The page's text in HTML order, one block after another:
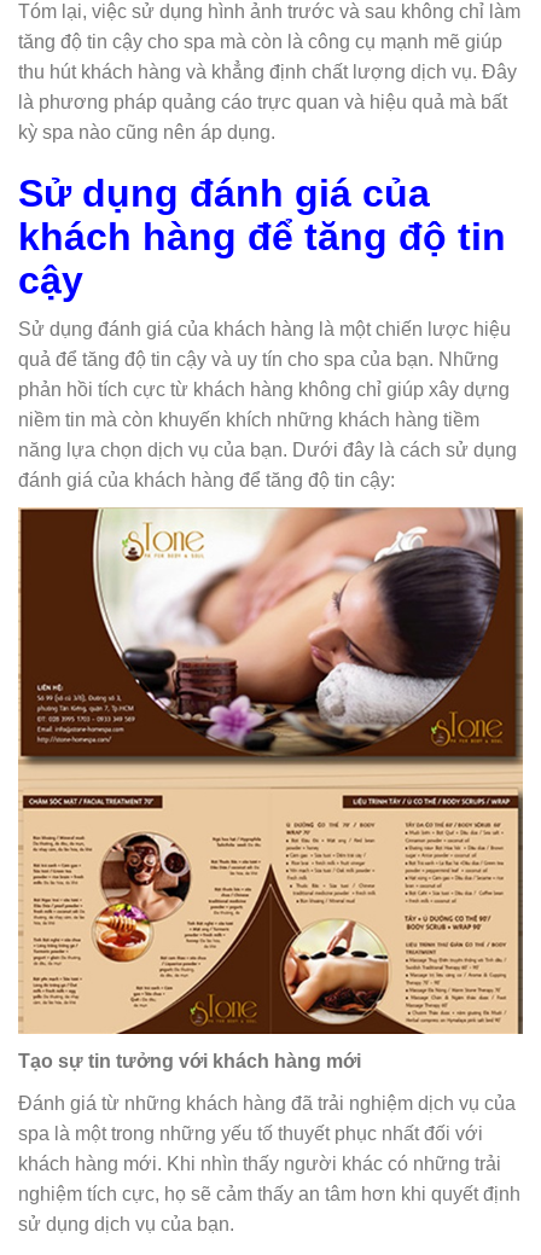
Tóm lại, việc sử dụng hình ảnh trước và sau không chỉ làm
tăng độ tin cậy cho spa mà còn là công cụ mạnh mẽ giúp
thu hút khách hàng và khẳng định chất lượng dịch vụ. Đây
là phương pháp quảng cáo trực quan và hiệu quả mà bất
kỳ spa nào cũng nên áp dụng.
Sử dụng đánh giá của
khách hàng để tăng độ tin
cậy
Sử dụng đánh giá của khách hàng là một chiến lược hiệu
quả để tăng độ tin cậy và uy tín cho spa của bạn. Những
phản hồi tích cực từ khách hàng không chỉ giúp xây dựng
niềm tin mà còn khuyến khích những khách hàng tiềm
năng lựa chọn dịch vụ của bạn. Dưới đây là cách sử dụng
đánh giá của khách hàng để tăng độ tin cậy:
Tạo sự tin tưởng với khách hàng mới
Đánh giá từ những khách hàng đã trải nghiệm dịch vụ của
spa là một trong những yếu tố thuyết phục nhất đối với
khách hàng mới. Khi nhìn thấy người khác có những trải
nghiệm tích cực, họ sẽ cảm thấy an tâm hơn khi quyết định
sử dụng dịch vụ của bạn.